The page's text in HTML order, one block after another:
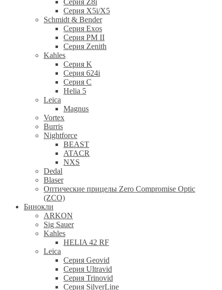
Серия Z8i
Серия X5i/X5
Schmidt & Bender
Серия Exos
Серия PM II
Cерия Zenith
Kahles
Серия K
Серия 624i
Серия С
Helia 5
Leica
Magnus
Vortex
Burris
Nightforce
BEAST
ATACR
NXS
Dedal
Blaser
Оптические прицелы Zero Compromise Optic
(ZCO)
Бинокли
ARKON
Sig Sauer
Kahles
HELIA 42 RF
Leica
Серия Geovid
Серия Ultravid
Серия Trinovid
Серия SilverLine